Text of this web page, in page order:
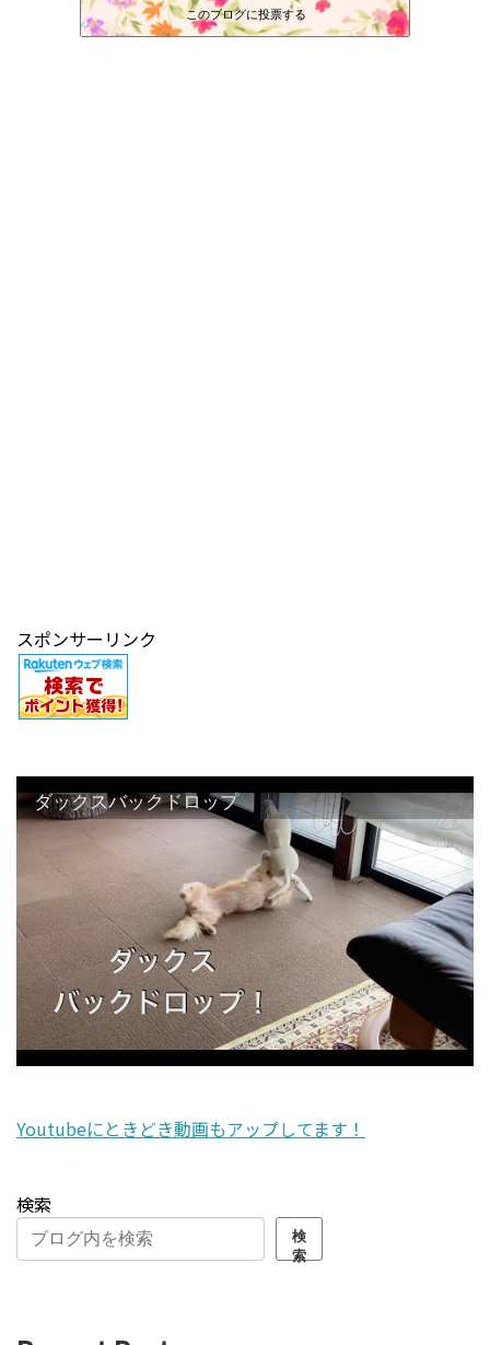
165位 ジャム屋のじっちゃんの日記
166位 小さいけど大人の日記
このブログに投票する
スポンサーリンク
ダックスバックドロップ
Youtubeにときどき動画もアップしてます！
検索
検
索